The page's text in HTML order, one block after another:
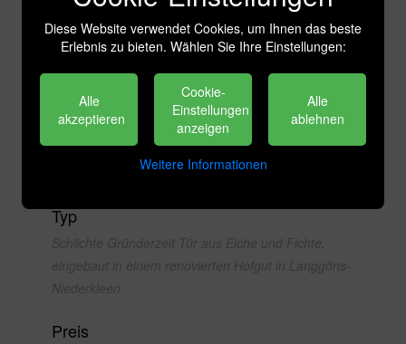
Kategorie
Typ
Schlichte Gründerzeit Tür aus Eiche und Fichte,
eingebaut in einem renovierten Hofgut in Langgöns-
Niederkleen.
Preis
Diese Website verwendet Cookies, um Ihnen das beste
Erlebnis zu bieten. Wählen Sie Ihre Einstellungen:
Alle
akzeptieren
Cookie-
Einstellungen
anzeigen
Alle
ablehnen
Weitere Informationen